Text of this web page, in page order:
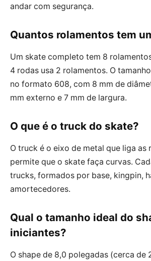
andar com segurança.
Quantos rolamentos tem
Um skate completo tem 8
4 rodas usa 2 rolamentos. O
no formato 608, com 8 mm de
mm externo e 7 mm de largura.
O que é o truck do skate?
O truck é o eixo de metal que liga as
permite que o skate faça curvas.
trucks, formados por base, kingpin,
amortecedores.
Qual o tamanho ideal do
iniciantes?
O shape de 8,0 polegadas (cerca de